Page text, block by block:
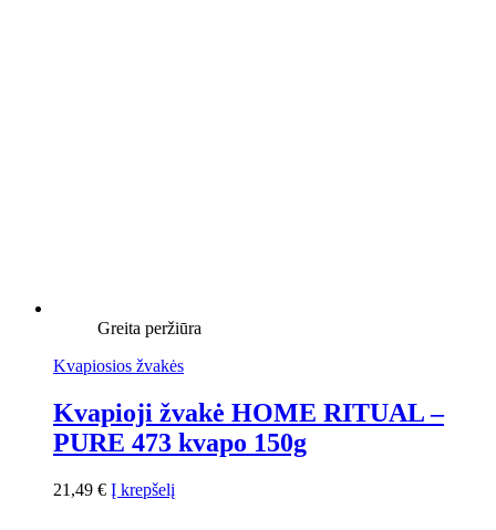
Greita peržiūra
Kvapiosios žvakės
Kvapioji žvakė HOME RITUAL –
PURE 473 kvapo 150g
21,49 € Į krepšelį